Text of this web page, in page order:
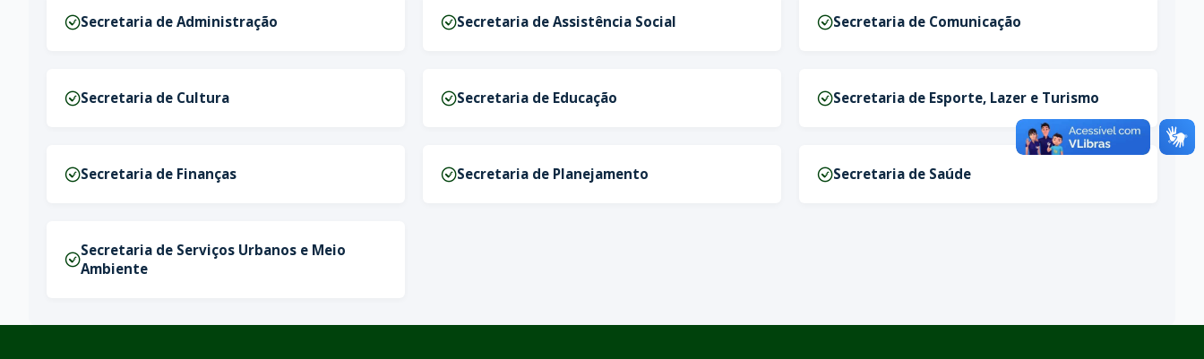
Secretaria de Administração Secretaria de Assistência Social Secretaria de Comunicação
Secretaria de Cultura Secretaria de Educação Secretaria de Esporte, Lazer e Turismo
Secretaria de Finanças Secretaria de Planejamento Secretaria de Saúde
Secretaria de Serviços Urbanos e Meio
Ambiente